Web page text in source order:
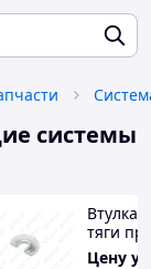
системы
Втулка
тяги
Цену